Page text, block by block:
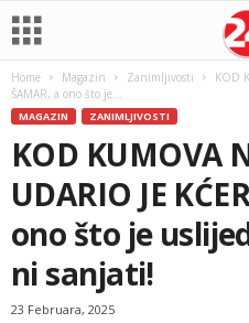
Home Magazin Zanimljivosti
KOD
ŠAMAR, a ono što je...
MAGAZIN ZANIMLJIVOSTI
KOD KUMOVA
UDARIO JE
ono što je
ni sanjati!
23 Februara, 2025